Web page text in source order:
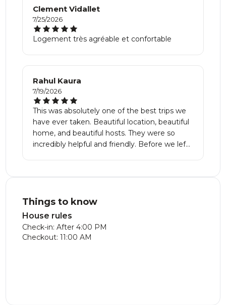
Clement Vidallet
7/25/2026
Logement très agréable et confortable
Rahul Kaura
7/19/2026
This was absolutely one of the best trips we
have ever taken. Beautiful location, beautiful
home, and beautiful hosts. They were so
incredibly helpful and friendly. Before we left
to our wonderful hosts. We will be back again
Things to know
House rules
Check-in: After 4:00 PM
Checkout: 11:00 AM